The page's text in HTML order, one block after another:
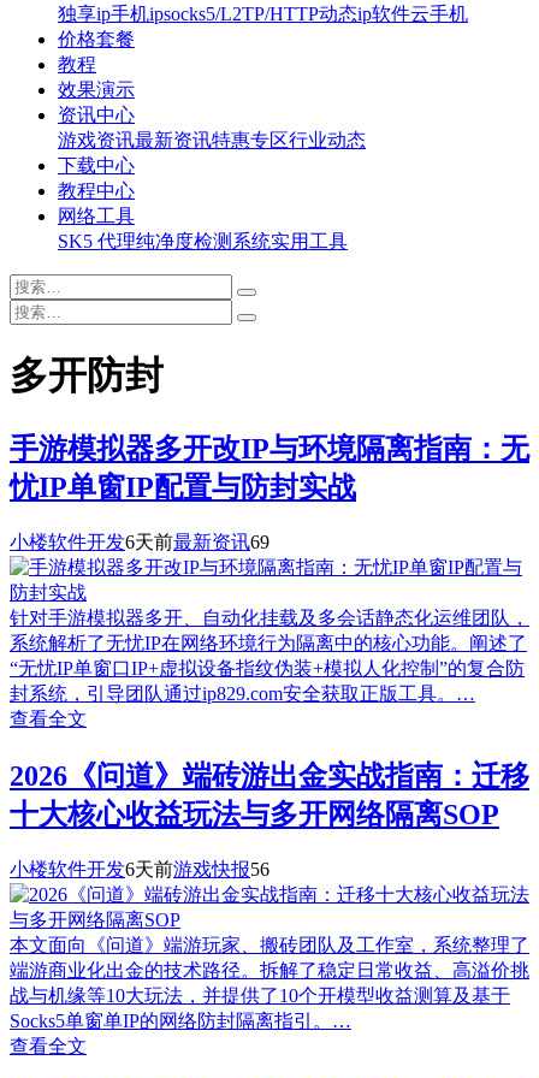
独享ip手机ipsocks5/L2TP/HTTP动态ip软件云手机
价格套餐
教程
效果演示
资讯中心
游戏资讯最新资讯特惠专区行业动态
下载中心
教程中心
网络工具
SK5 代理纯净度检测系统实用工具
多开防封
手游模拟器多开改IP与环境隔离指南：无
忧IP单窗IP配置与防封实战
小楼软件开发6天前最新资讯69
针对手游模拟器多开、自动化挂载及多会话静态化运维团队，
系统解析了无忧IP在网络环境行为隔离中的核心功能。阐述了
“无忧IP单窗口IP+虚拟设备指纹伪装+模拟人化控制”的复合防
封系统，引导团队通过ip829.com安全获取正版工具。…
查看全文
2026《问道》端砖游出金实战指南：迁移
十大核心收益玩法与多开网络隔离SOP
小楼软件开发6天前游戏快报56
本文面向《问道》端游玩家、搬砖团队及工作室，系统整理了
端游商业化出金的技术路径。拆解了稳定日常收益、高溢价挑
战与机缘等10大玩法，并提供了10个开模型收益测算及基于
Socks5单窗单IP的网络防封隔离指引。…
查看全文